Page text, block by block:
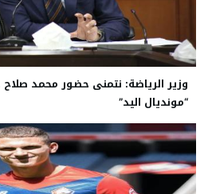
وزير الرياضة: نتمنى حضور محمد صلاح
“مونديال اليد”